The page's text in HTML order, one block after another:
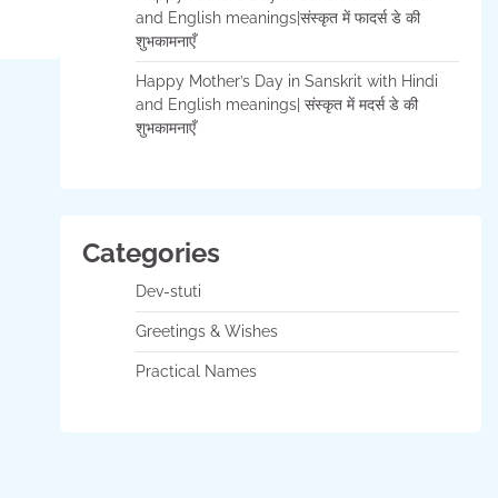
and English meanings|संस्कृत में फादर्स डे की
शुभकामनाएँ
Happy Mother’s Day in Sanskrit with Hindi
and English meanings| संस्कृत में मदर्स डे की
शुभकामनाएँ
Categories
Dev-stuti
Greetings & Wishes
Practical Names